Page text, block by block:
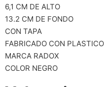
6,1 CM DE ALTO
13.2 CM DE FONDO
CON TAPA
FABRICADO CON
MARCA RADOX
COLOR NEGRO